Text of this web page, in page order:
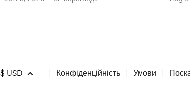
$ USD Конфіденційність Умови